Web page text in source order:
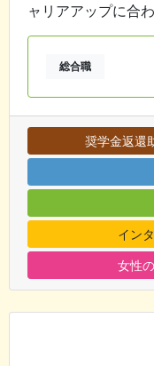
ャリアアップに合
総合職
奨学金返還
イン
女性